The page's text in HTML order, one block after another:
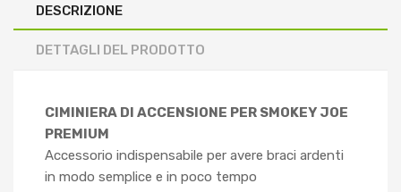
DESCRIZIONE
DETTAGLI DEL PRODOTTO
CIMINIERA DI ACCENSIONE PER SMOKEY JOE
PREMIUM
Accessorio indispensabile per avere braci ardenti
in modo semplice e in poco tempo